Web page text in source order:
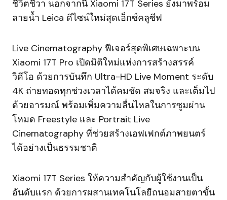
ชีวิตชีวา นอกจากนี้ Xiaomi 17T Series ยังมาพร้อม
ลายน้ำ Leica ดีไซน์ใหม่สุดเอ็กซ์คลูซีฟ
Live Cinematography ฟีเจอร์สุดพิเศษเฉพาะบน
Xiaomi 17T Pro เปิดมิติใหม่แห่งการสร้างสรรค์
วิดีโอ ด้วยการบันทึก Ultra-HD Live Moment ระดับ
4K ถ่ายทอดทุกช่วงเวลาได้คมชัด สมจริง และเต็มไป
ด้วยอารมณ์ พร้อมเพิ่มความลื่นไหลในการซูมผ่าน
โหมด Freestyle และ Portrait Live
Cinematography ที่ช่วยสร้างเอฟเฟกต์ภาพยนตร์
ได้อย่างเป็นธรรมชาติ
Xiaomi 17T Series ให้ความสำคัญกับผู้ใช้งานเป็น
อันดับแรก ด้วยการผสานเทคโนโลยีถนอมสายตาขั้น